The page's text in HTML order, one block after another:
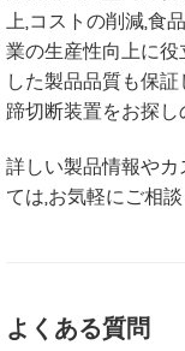
上,コストの削減,食
業の生産性向上に
した製品品質も保
蹄切断装置をお探し
詳しい製品情報や
ては,お気軽にご相談
よくある質問